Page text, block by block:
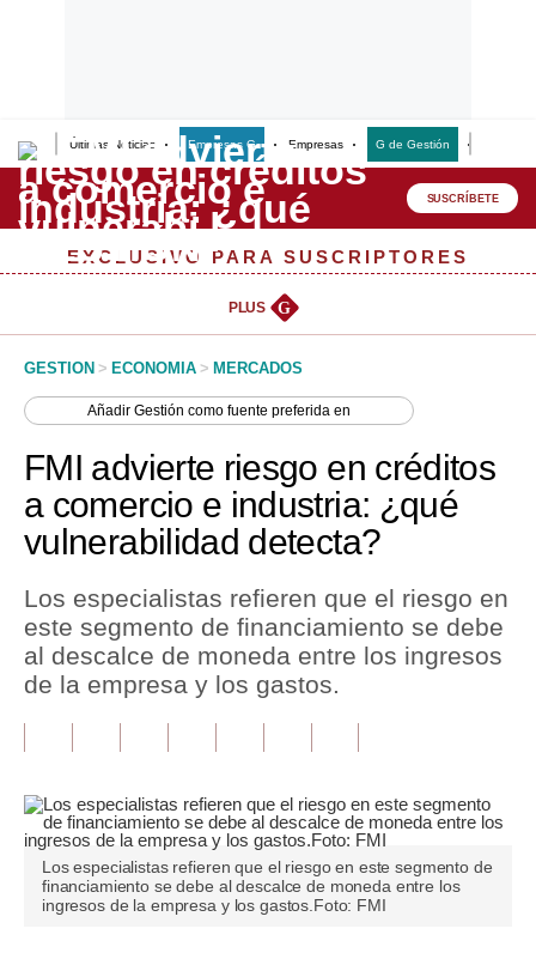
Últimas Noticias Empresas G Empresas G de Gestión
Lo último
Peru Quiosco
Management & Empleo
Perú
Política
Finanzas Personales
Inmobiliarias
Plus G
Editorial
Pregunta de hoy
Blogs
SUSCRÍBETE
EXCLUSIVO PARA SUSCRIPTORES
PLUS G
GESTION > ECONOMIA > MERCADOS
AñadirGestión como fuente preferida en
FMI advierte riesgo en créditos
a comercio e industria: ¿qué
vulnerabilidad detecta?
Los especialistas refieren que el riesgo en
este segmento de financiamiento se debe
al descalce de moneda entre los ingresos
de la empresa y los gastos.
Los especialistas refieren que el riesgo en este segmento de
financiamiento se debe al descalce de moneda entre los
ingresos de la empresa y los gastos.Foto: FMI